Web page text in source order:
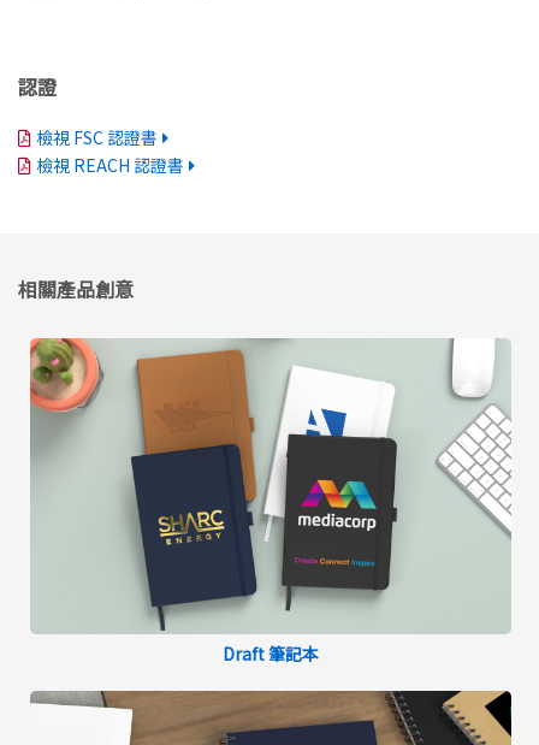
認證
檢視 FSC 認證書
檢視 REACH 認證書
相關產品創意
Draft 筆記本